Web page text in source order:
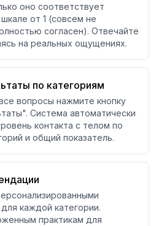
оно соответствует
от 1 (совсем не
согласен). Отвечайте
на реальных ощущениях.
по категориям
вопросы нажмите кнопку
Система автоматически
контакта с телом по
и общий показатель.
каждой категории.
практикам для